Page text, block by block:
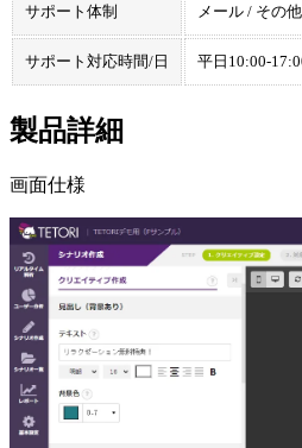
サポート体制 メール / その他
サポート対応時間/日 平日10:00-
製品詳細
画面仕様